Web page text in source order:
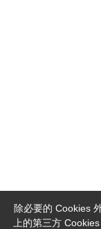
除必要的 Cookies
上的第三方